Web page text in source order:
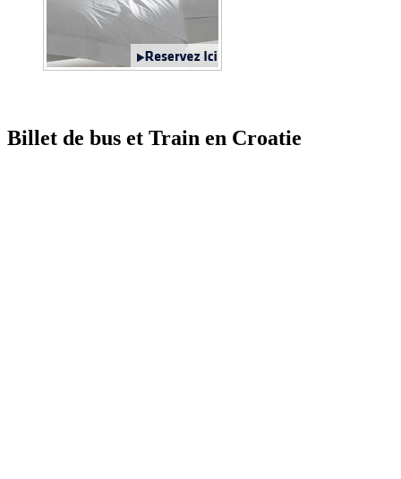
Billet de bus et Train en Croatie